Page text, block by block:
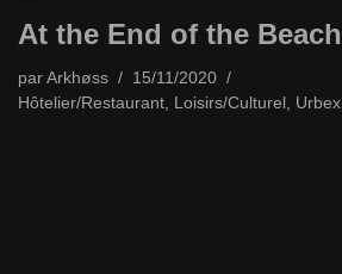
At the End of the Beach
par Arkhøss
15/11/2020
Hôtelier/Restaurant, Loisirs/Culturel , Urbex